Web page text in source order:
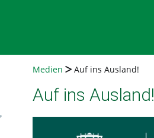
Medien Auf ins Ausland!
Auf ins Ausland!